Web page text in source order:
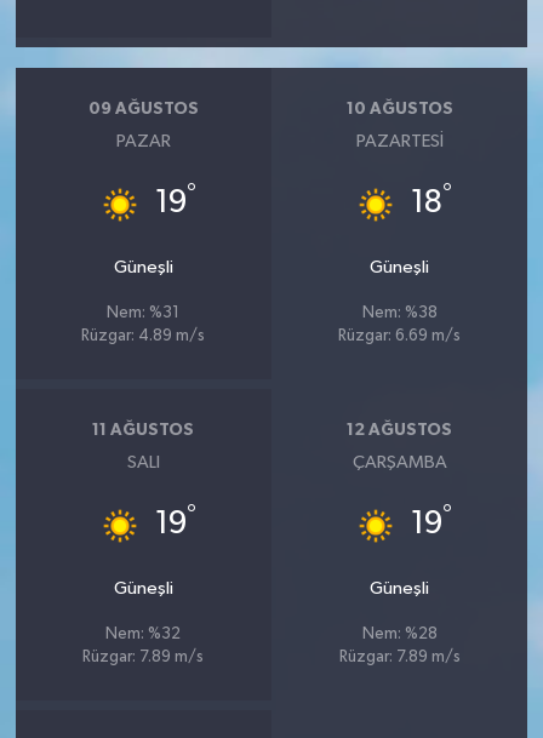
09 AĞUSTOS
PAZAR
19°
Güneşli
Nem: %31
Rüzgar: 4.89 m/s
10 AĞUSTOS
PAZARTESI
18°
Güneşli
Nem: %38
Rüzgar: 6.69 m/s
11 AĞUSTOS
SALI
19°
Güneşli
Nem: %32
Rüzgar: 7.89 m/s
12 AĞUSTOS
ÇARŞAMBA
19°
Güneşli
Nem: %28
Rüzgar: 7.89 m/s